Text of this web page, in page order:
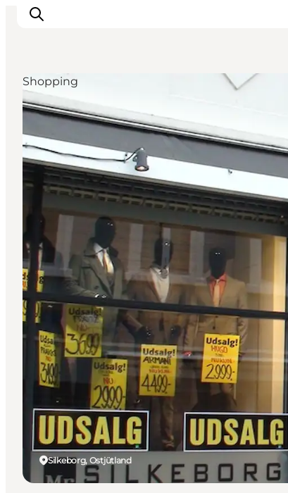
Sehen und erleben
Veranstaltungen
Städte und Regionen
Reiseplanung
Transport
Silkeborg, Ostjütland
Shopping